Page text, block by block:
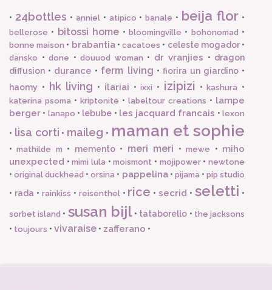
• 24bottles • anniel• atipico •banale • beija flor •
bellerose • bitossi home • bloomingville • bohonomad •
bonne maison • brabantia•cacatoes • celeste mogador•
dansko • done • douuod woman • dr vranjies • dragon
diffusion • durance • ferm living • fiorira un giardino•
haomy • hk living • ilariai •ixxi • izipizi •kashura •
katerina psoma • kriptonite • labeltour creations • lampe
berger • lanapo • lebube • les jacquard francais •lexon
• lisa corti • maileg • maman et sophie
•mathilde m • memento• meri meri •mewe • miho
unexpected •mimi lula •moismont • mojipower•newtone
•original duckhead •orsina • pappelina• pijama • pip studio
• rada • rainkiss • reisenthel• rice •secrid •seletti •
sorbet island • susan bijl• tataborello • the jacksons
• toujours • vivaraise • zafferano •